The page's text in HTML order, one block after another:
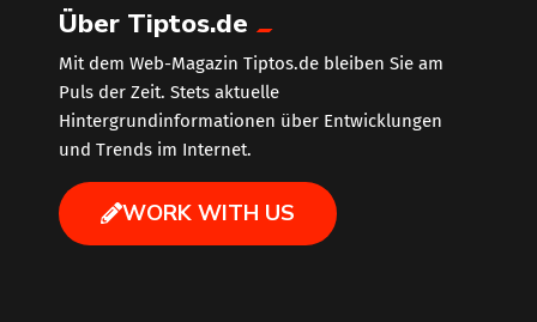
Über Tiptos.de
Mit dem Web-Magazin Tiptos.de bleiben Sie am
Puls der Zeit. Stets aktuelle
Hintergrundinformationen über Entwicklungen
und Trends im Internet.
WORK WITH US